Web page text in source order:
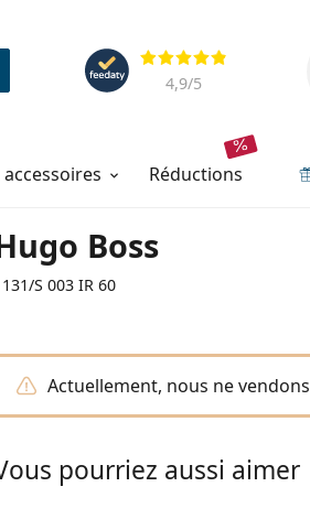
Évaluation
4,9/5
réductions
Boss
S 003 IR 60
Actuellement, nous ne
pourriez aussi aimer